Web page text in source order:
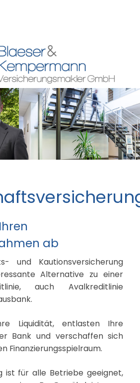
ab
und Kautionsversicherung
Alternative zu einer
auch Avalkreditlinie
Liquidität, entlasten Ihre
Bank und verschaffen sich
Finanzierungsspielraum.
ist für alle Betriebe geeignet,